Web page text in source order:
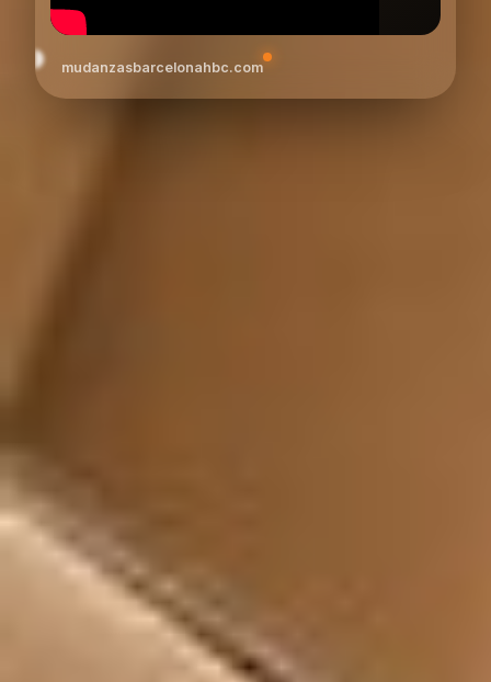
mudanzasbarcelonahbc.com